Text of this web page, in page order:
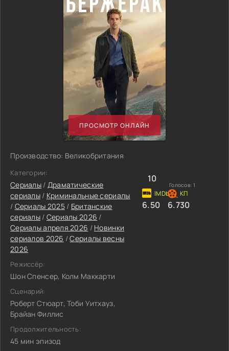
ПРОСМОТР ОНЛАЙН
Производство: Великобритания
Категории:
Сериалы/ Драматические
сериалы/ Криминальные сериалы
/ Сериалы 2025/ Британские
сериалы/ Сериалы 2026 /
Сериалы апреля 2026 / Новинки
сериалов 2026 /Сериалы весны
2026
Режиссёр:
Шон Спенсер, Колм Маккарти
Сценарий:
Роберт Стюарт, Тоби Уитхауз,
Брайан Филлис
Продолжительность:
45 мин эпизод
10
Голосов: 1
6.50 6.730